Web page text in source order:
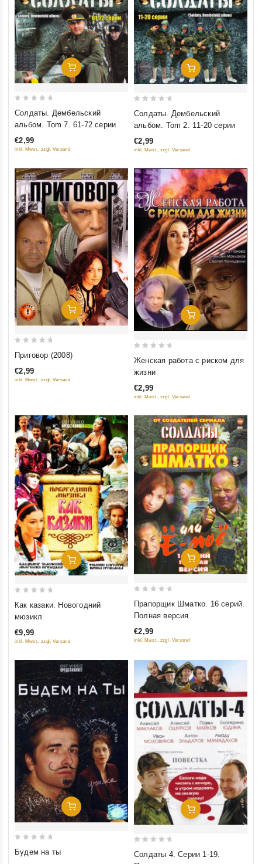
Добавить В Корзину
5
Солдаты. Дембельский
альбом. Tom 7. 61-72 серии
€2,99
inkl. Mwst., zzgl. Versand
Добавить В Корзину
5
Солдаты. Дембельский
альбом. Tom 2. 11-20 серии
€2,99
inkl. Mwst., zzgl. Versand
Добавить В Корзину
out
of
Приговор (2008)
€2,99
inkl. Mwst., zzgl. Versand
Добавить В Корзину
5
Женская работа с риском для
жизни
€2,99
inkl. Mwst., zzgl. Versand
Добавить В Корзину
5
Как казаки. Новогодний
мюзикл
€9,99
inkl. Mwst., zzgl. Versand
Добавить В Корзину
out
5
Прапорщик Шматко. 16 серий.
Полная версия
€2,99
inkl. Mwst., zzgl. Versand
Добавить В Корзину
out
Будем на ты
Добавить В Корзину
Солдаты 4. Серии 1-19.